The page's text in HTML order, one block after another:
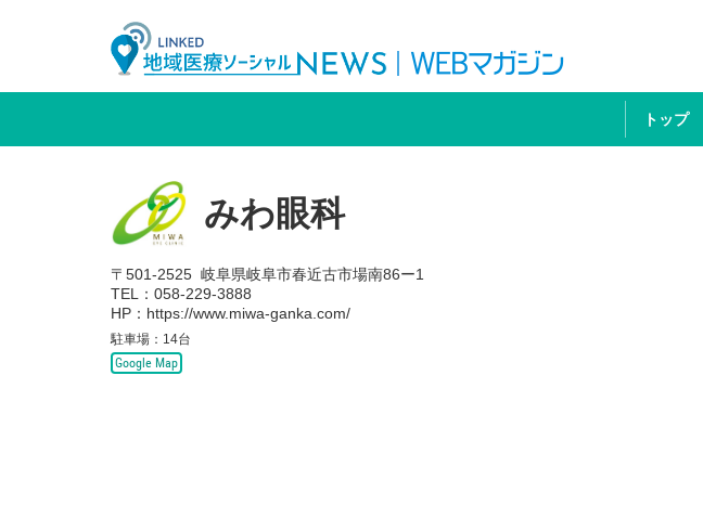
トップ
みわ眼科
〒501-2525 岐阜県岐阜市春近古市場南86ー1
TEL：058-229-3888
HP： https://www.miwa-ganka.com/
駐車場：14台
Google Map